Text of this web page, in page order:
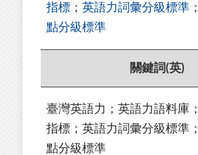
指標 ； 英語力詞彙分級標準 ；
點分級標準
關鍵詞(英)
臺灣英語力；英語力語料庫
指標；英語力詞彙分級標準
點分級標準